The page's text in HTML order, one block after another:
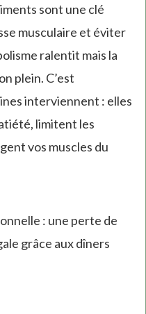
sont une clé
musculaire et éviter
ralentit mais la
plein. C’est
interviennent : elles
limitent les
vos muscles du
: une perte de
grâce aux dîners